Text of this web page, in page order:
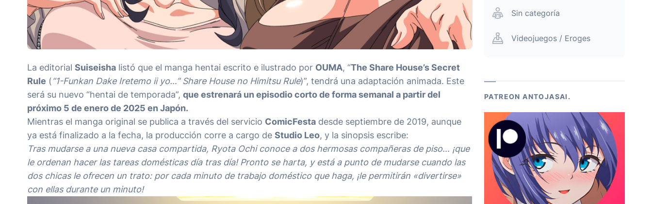
La editorial Suiseisha listó que el manga hentai escrito e ilustrado por OUMA, “The Share House’s Secret
Rule (“1-Funkan Dake Iretemo ii yo…” Share House no Himitsu Rule)”, tendrá una adaptación animada. Este
será su nuevo “hentai de temporada”, que estrenará un episodio corto de forma semanal a partir del
próximo 5 de enero de 2025 en Japón.
Mientras el manga original se publica a través del servicio ComicFesta desde septiembre de 2019, aunque
ya está finalizado a la fecha, la producción corre a cargo de Studio Leo, y la sinopsis escribe:
Tras mudarse a una nueva casa compartida, Ryota Ochi conoce a dos hermosas compañeras de piso… ¡que
le ordenan hacer las tareas domésticas día tras día! Pronto se harta, y está a punto de mudarse cuando las
dos chicas le ofrecen un trato: por cada minuto de trabajo doméstico que haga, ¡le permitirán «divertirse»
con ellas durante un minuto!
Sin categoría
Videojuegos / Eroges
PATREON ANTOJASAI.